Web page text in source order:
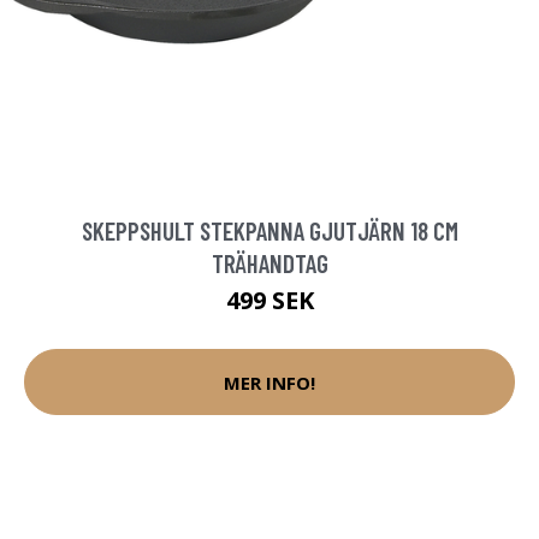
SKEPPSHULT STEKPANNA GJUTJÄRN 18 CM
TRÄHANDTAG
499 SEK
MER INFO!